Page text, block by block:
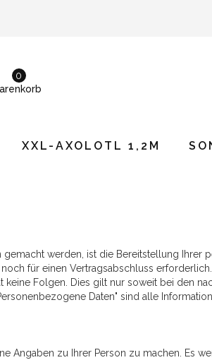
0
XXL-AXOLOTL 1,2M
werden, ist die Bereitstellung Ihrer
für einen Vertragsabschluss
keine Folgen. Dies gilt nur soweit bei den
Daten" sind alle
Angaben zu Ihrer Person zu machen. Es